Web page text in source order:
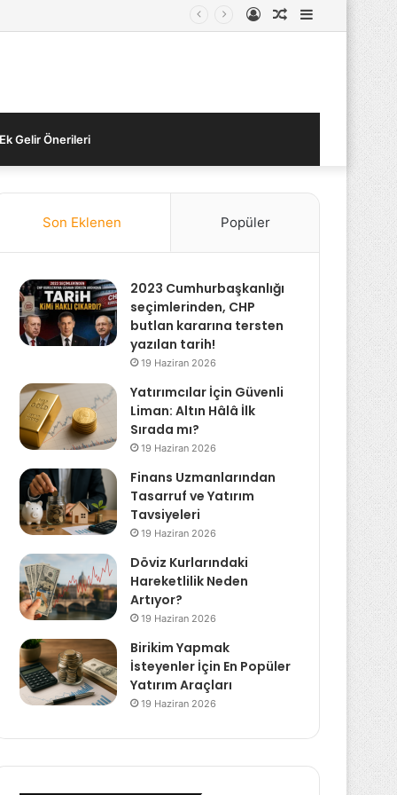
Kenar
Bölmesi
Rastgele
Kayıt
Ek Gelir Önerileri
Son Eklenen Popüler
2023 Cumhurbaşkanlığı
seçimlerinden, CHP
butlan kararına tersten
yazılan tarih!
19 Haziran 2026
Yatırımcılar İçin Güvenli
Liman: Altın Hâlâ İlk
Sırada mı?
19 Haziran 2026
Finans Uzmanlarından
Tasarruf ve Yatırım
Tavsiyeleri
19 Haziran 2026
Döviz Kurlarındaki
Hareketlilik Neden
Artıyor?
19 Haziran 2026
Birikim Yapmak
İsteyenler İçin En Popüler
Yatırım Araçları
19 Haziran 2026